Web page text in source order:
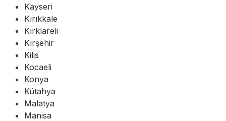
Kayseri
Kırıkkale
Kırklareli
Kırşehir
Kilis
Kocaeli
Konya
Kütahya
Malatya
Manisa